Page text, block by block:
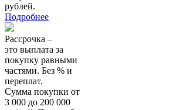
рублей.
Подробнее
Рассрочка –
это выплата за
покупку равными
частями. Без % и
переплат.
Сумма покупки от
3 000 до 200 000